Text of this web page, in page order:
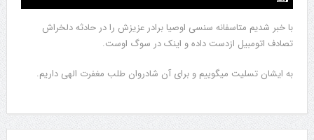
با خبر شدیم متاسفانه سنسی اوصیا برادر عزیزش را در حادثه دلخراش
تصادف اتومبیل ازدست داده و اینک در سوگ اوست.
به ایشان تسلیت میگوییم و برای آن شادروان طلب مغفرت الهی داریم.